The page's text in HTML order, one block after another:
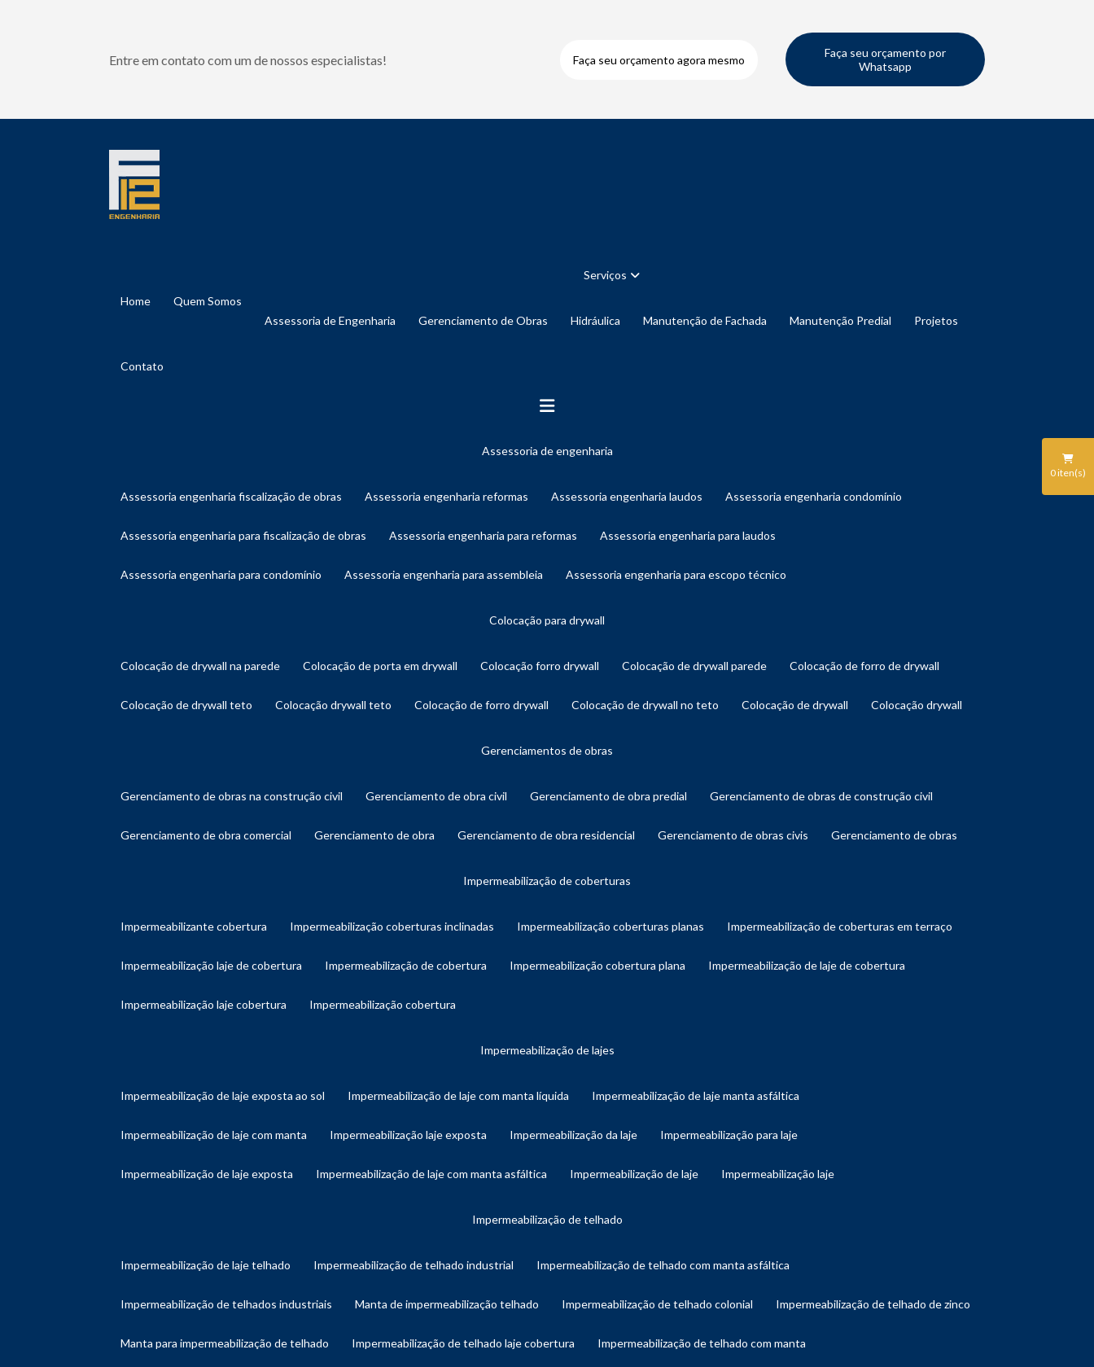
Entre em contato com um de nossos especialistas! Faça seu orçamento agora mesmo
Faça seu orçamento por
Whatsapp
Home Quem Somos
Serviços
Assessoria de Engenharia Gerenciamento de Obras Hidráulica Manutenção de Fachada Manutenção Predial Projetos
Contato
assessoria de engenharia
assessoria engenharia fiscalização de obras assessoria engenharia reformas assessoria engenharia laudos assessoria engenharia condomínio
assessoria engenharia para fiscalização de obras assessoria engenharia para reformas assessoria engenharia para laudos
assessoria engenharia para condomínio assessoria engenharia para assembleia assessoria engenharia para escopo técnico
colocação para drywall
colocação de drywall na parede colocação de porta em drywall colocação forro drywall colocação de drywall parede colocação de forro de drywall
colocação de drywall teto colocação drywall teto colocação de forro drywall colocação de drywall no teto colocação de drywall colocação drywall
gerenciamentos de obras
gerenciamento de obras na construção civil gerenciamento de obra civil gerenciamento de obra predial gerenciamento de obras de construção civil
gerenciamento de obra comercial gerenciamento de obra gerenciamento de obra residencial gerenciamento de obras civis gerenciamento de obras
impermeabilização de coberturas
impermeabilizante cobertura impermeabilização coberturas inclinadas impermeabilização coberturas planas impermeabilização de coberturas em terraço
impermeabilização laje de cobertura impermeabilização de cobertura impermeabilização cobertura plana impermeabilização de laje de cobertura
impermeabilização laje cobertura impermeabilização cobertura
impermeabilização de lajes
impermeabilização de laje exposta ao sol impermeabilização de laje com manta líquida impermeabilização de laje manta asfáltica
impermeabilização de laje com manta impermeabilização laje exposta impermeabilização da laje impermeabilização para laje
impermeabilização de laje exposta impermeabilização de laje com manta asfáltica impermeabilização de laje impermeabilização laje
impermeabilização de telhado
impermeabilização de laje telhado impermeabilização de telhado industrial impermeabilização de telhado com manta asfáltica
impermeabilização de telhados industriais manta de impermeabilização telhado impermeabilização de telhado colonial impermeabilização de telhado de zinco
manta para impermeabilização de telhado impermeabilização de telhado laje cobertura impermeabilização de telhado com manta
0iten(s)